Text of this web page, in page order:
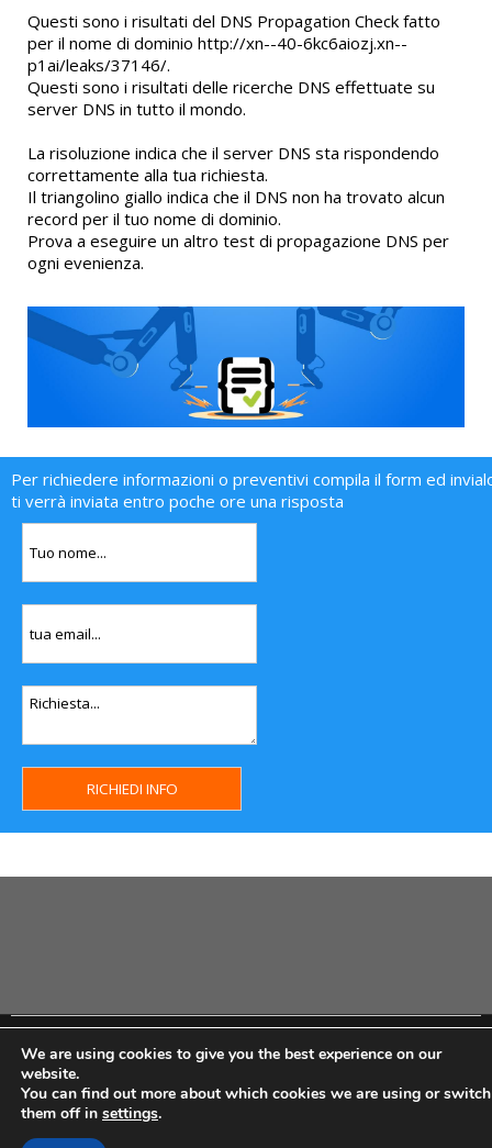
Questi sono i risultati del DNS Propagation Check fatto
per il nome di dominio http://xn--40-6kc6aiozj.xn--
p1ai/leaks/37146/.
Questi sono i risultati delle ricerche DNS effettuate su
server DNS in tutto il mondo.
La risoluzione indica che il server DNS sta rispondendo
correttamente alla tua richiesta.
Il triangolino giallo indica che il DNS non ha trovato alcun
record per il tuo nome di dominio.
Prova a eseguire un altro test di propagazione DNS per
ogni evenienza.
Per richiedere informazioni o preventivi compila il form ed
ti verrà inviata entro poche ore una risposta
Copyright MHWeb © 2018 - Privacy & GDPR - Cookie Policy -
We are using cookies to give you the best experience on our
website.
You can find out more about which cookies we are using or switch
them off in settings.